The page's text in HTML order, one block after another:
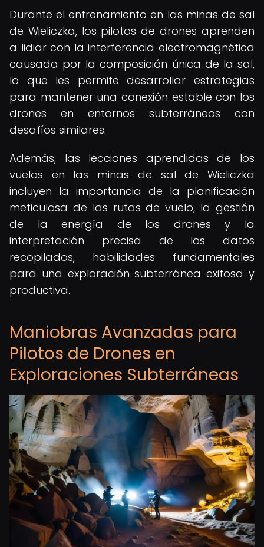
Durante el entrenamiento en las minas de sal
de Wieliczka, los pilotos de drones aprenden
a lidiar con la interferencia electromagnética
causada por la composición única de la sal,
lo que les permite desarrollar estrategias
para mantener una conexión estable con los
drones en entornos subterráneos con
desafíos similares.
Además, las lecciones aprendidas de los
vuelos en las minas de sal de Wieliczka
incluyen la importancia de la planificación
meticulosa de las rutas de vuelo, la gestión
de la energía de los drones y la
interpretación precisa de los datos
recopilados, habilidades fundamentales
para una exploración subterránea exitosa y
productiva.
Maniobras Avanzadas para
Pilotos de Drones en
Exploraciones Subterráneas